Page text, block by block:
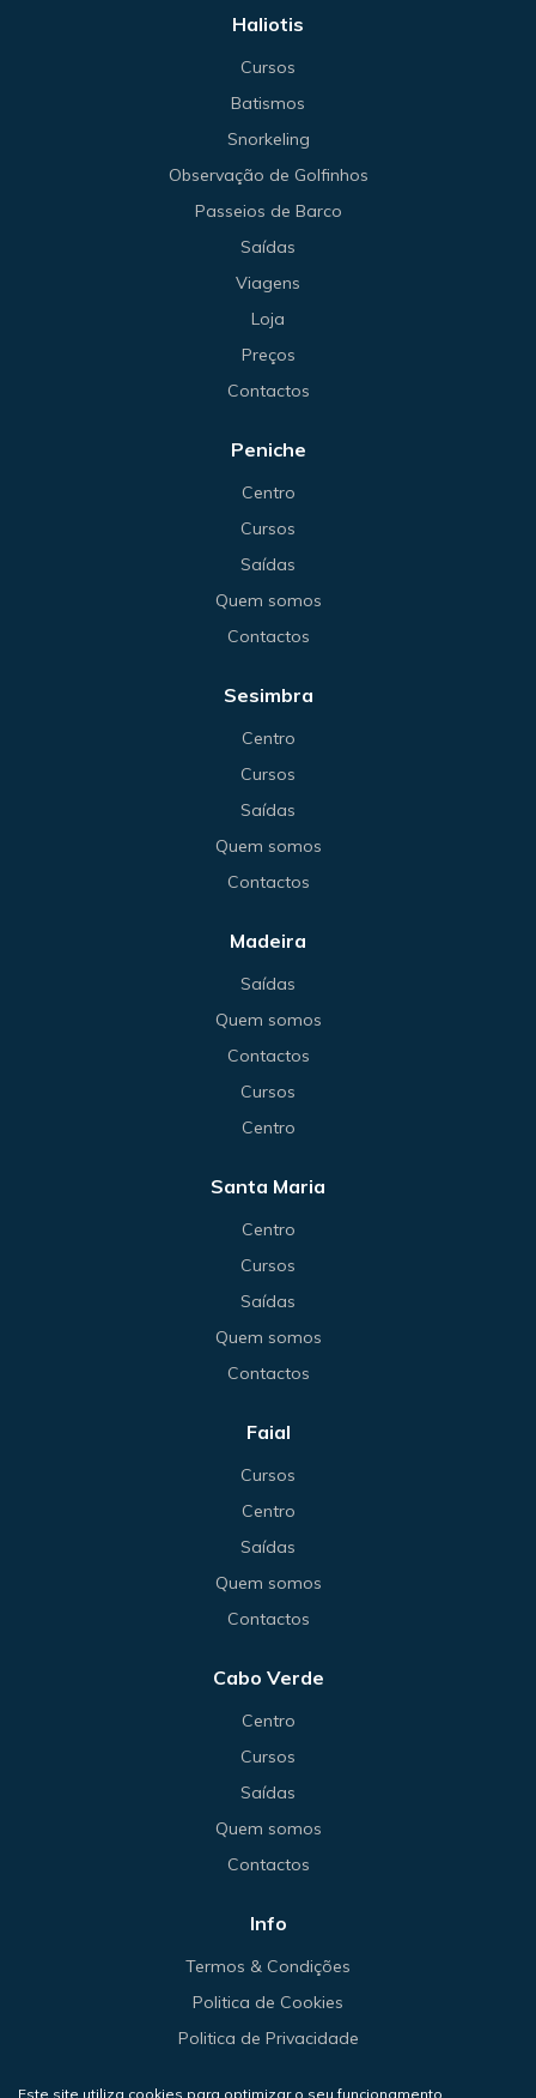
Haliotis
Cursos
Batismos
Snorkeling
Observação de Golfinhos
Passeios de Barco
Saídas
Viagens
Loja
Preços
Contactos
Peniche
Centro
Cursos
Saídas
Quem somos
Contactos
Sesimbra
Centro
Cursos
Saídas
Quem somos
Contactos
Madeira
Saídas
Quem somos
Contactos
Cursos
Centro
Santa Maria
Centro
Cursos
Saídas
Quem somos
Contactos
Faial
Cursos
Centro
Saídas
Quem somos
Contactos
Cabo Verde
Centro
Cursos
Saídas
Quem somos
Contactos
Info
Termos & Condições
Politica de Cookies
Politica de Privacidade
Este site utiliza cookies para optimizar o seu funcionamento.